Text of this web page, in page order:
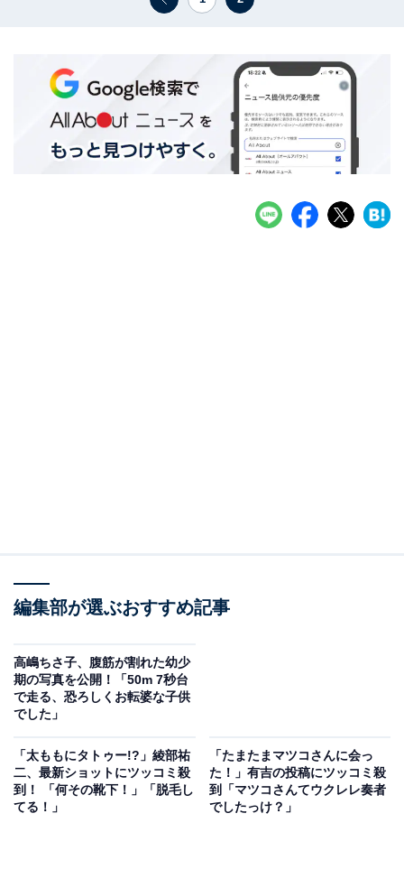
編集部が選ぶおすすめ記事
高嶋ちさ子、腹筋が割れた幼少
期の写真を公開！「50m 7秒台
で走る、恐ろしくお転婆な子供
でした」
「太ももにタトゥー!?」綾部祐
二、最新ショットにツッコミ殺
到！ 「何その靴下！」「脱毛し
てる！」
「たまたまマツコさんに会っ
た！」有吉の投稿にツッコミ殺
到「マツコさんてウクレレ奏者
でしたっけ？」